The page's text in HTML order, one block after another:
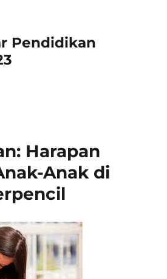
Pendidikan
Harapan
Anak di